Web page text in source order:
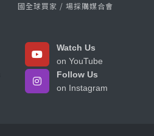
國全球買家 / 場採購媒合會
Watch Us
on YouTube
Follow Us
on Instagram